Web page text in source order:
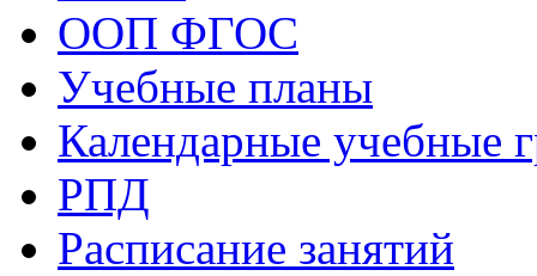
ООП ФГОС
Учебные планы
Календарные учебные
РПД
Расписание занятий